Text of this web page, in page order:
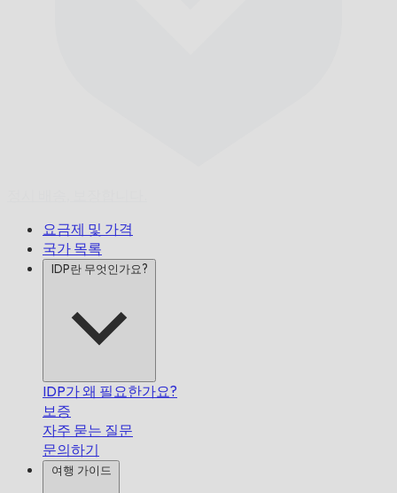
요금제 및 가격
국가 목록
IDP란 무엇인가요?
IDP가 왜 필요한가요?
보증
자주 묻는 질문
문의하기
여행 가이드